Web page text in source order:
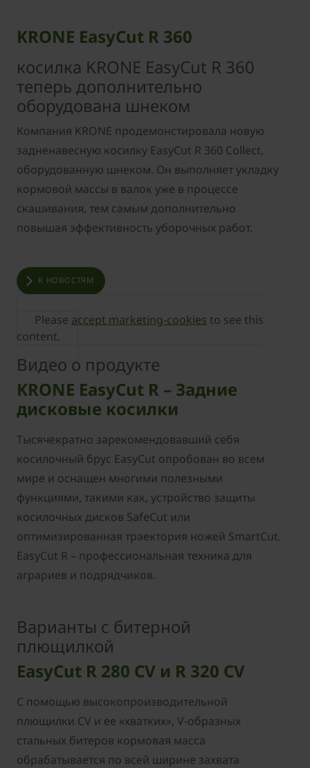
KRONE EasyCut R 360
косилка KRONE EasyCut R 360
теперь дополнительно
оборудована шнеком
Компания KRONE продемонстировала новую
задненавесную косилку EasyCut R 360 Collect,
оборудованную шнеком. Он выполняет укладку
кормовой массы в валок уже в процессе
скашивания, тем самым дополнительно
повышая эффективность уборочных работ.
К НОВОСТЯМ
Please accept marketing-cookies to see this
content.
Видео о продукте
KRONE EasyCut R – Задние
дисковые косилки
Тысячекратно зарекомендовавший себя
косилочный брус EasyCut опробован во всем
мире и оснащен многими полезными
функциями, такими как, устройство защиты
косилочных дисков SafeCut или
оптимизированная траектория ножей SmartCut.
EasyCut R – профессиональная техника для
аграриев и подрядчиков.
Варианты с битерной
плющилкой
EasyCut R 280 CV и R 320 CV
С помощью высокопроизводительной
плющилки CV и ее «хватких», V-образных
стальных битеров кормовая масса
обрабатывается по всей ширине захвата